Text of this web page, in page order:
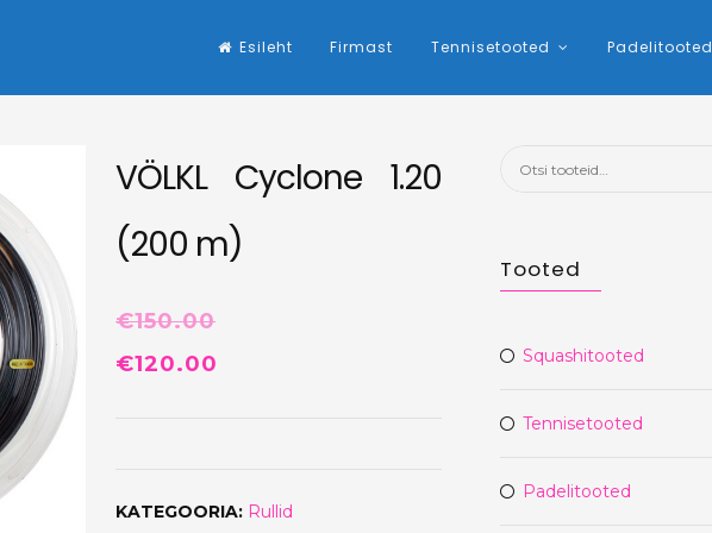
Esileht Firmast Tennisetooted Padelitooted
VÖLKL Cyclone 1.20
(200 m)
€150.00
Algne
€120.00
KATEGOORIA: Rullid
Otsi:
Tooted
Squashitooted
Tennisetooted
Padelitooted